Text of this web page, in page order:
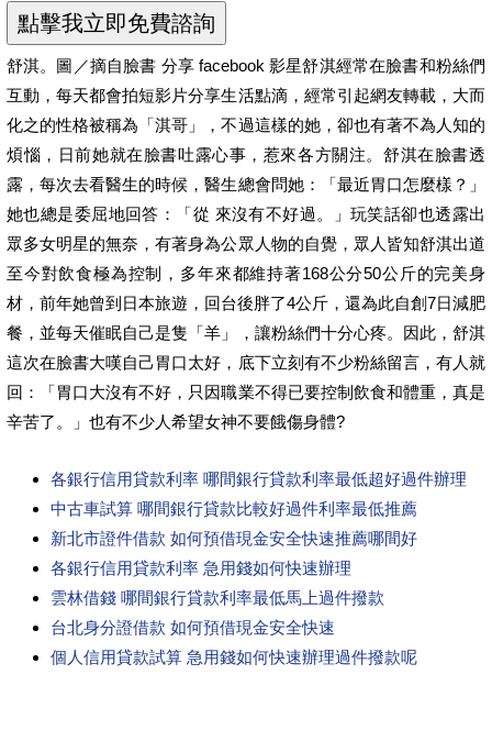
舒淇。圖／摘自臉書 分享 facebook 影星舒淇經常在臉書和粉絲們
互動，每天都會拍短影片分享生活點滴，經常引起網友轉載，大而
化之的性格被稱為「淇哥」，不過這樣的她，卻也有著不為人知的
煩惱，日前她就在臉書吐露心事，惹來各方關注。舒淇在臉書透
露，每次去看醫生的時候，醫生總會問她：「最近胃口怎麼樣？」
她也總是委屈地回答：「從 來沒有不好過。」玩笑話卻也透露出
眾多女明星的無奈，有著身為公眾人物的自覺，眾人皆知舒淇出道
至今對飲食極為控制，多年來都維持著168公分50公斤的完美身
材，前年她曾到日本旅遊，回台後胖了4公斤，還為此自創7日減肥
餐，並每天催眠自己是隻「羊」，讓粉絲們十分心疼。因此，舒淇
這次在臉書大嘆自己胃口太好，底下立刻有不少粉絲留言，有人就
回：「胃口大沒有不好，只因職業不得已要控制飲食和體重，真是
辛苦了。」也有不少人希望女神不要餓傷身體?
各銀行信用貸款利率 哪間銀行貸款利率最低超好過件辦理
中古車試算 哪間銀行貸款比較好過件利率最低推薦
新北市證件借款 如何預借現金安全快速推薦哪間好
各銀行信用貸款利率 急用錢如何快速辦理
雲林借錢 哪間銀行貸款利率最低馬上過件撥款
台北身分證借款 如何預借現金安全快速
個人信用貸款試算 急用錢如何快速辦理過件撥款呢